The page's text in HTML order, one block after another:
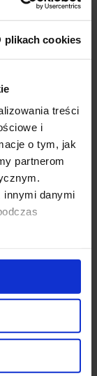
plikach cookies
treści
i
o tym, jak
partnerom
innymi danymi